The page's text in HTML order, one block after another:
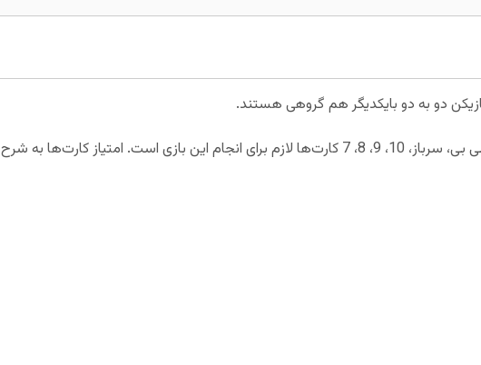
دو به دو بایکدیگر هم گروهی هستند.
برای انجام این بازی شما نیاز به 32 کارت دارید. کارت آس، شاه، بی بی، سرباز، 10، 9، 8، 7 کارت‌ها لازم برای انجام این بازی است. امتیاز کارت‌ها به شرح